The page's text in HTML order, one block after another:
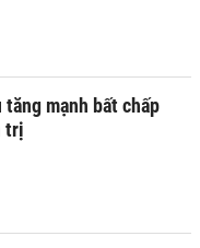
mạnh bất chấp
trị